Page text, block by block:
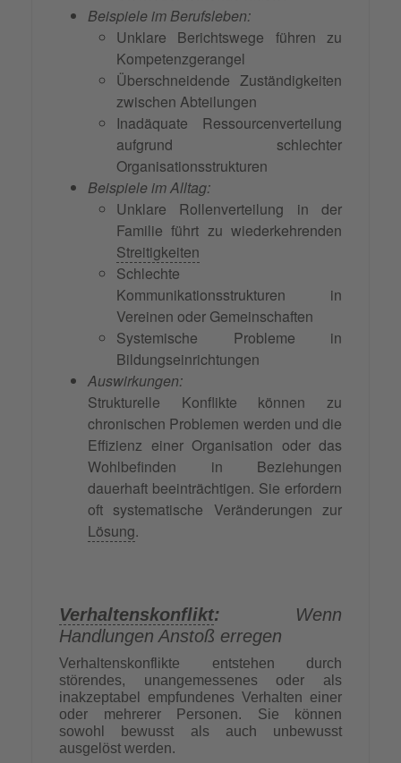
Beispiele im Berufsleben:
Unklare Berichtswege führen zu
Kompetenzgerangel
Überschneidende Zuständigkeiten
zwischen Abteilungen
Inadäquate Ressourcenverteilung
aufgrund schlechter
Organisationsstrukturen
Beispiele im Alltag:
Unklare Rollenverteilung in der
Familie führt zu wiederkehrenden
Streitigkeiten
Schlechte
Kommunikationsstrukturen in
Vereinen oder Gemeinschaften
Systemische Probleme in
Bildungseinrichtungen
Auswirkungen:
Strukturelle Konflikte können zu
chronischen Problemen werden und die
Effizienz einer Organisation oder das
Wohlbefinden in Beziehungen
dauerhaft beeinträchtigen. Sie erfordern
oft systematische Veränderungen zur
Lösung.
Verhaltenskonflikt: Wenn
Handlungen Anstoß erregen
Verhaltenskonflikte entstehen durch
störendes, unangemessenes oder als
inakzeptabel empfundenes Verhalten einer
oder mehrerer Personen. Sie können
sowohl bewusst als auch unbewusst
ausgelöst werden.